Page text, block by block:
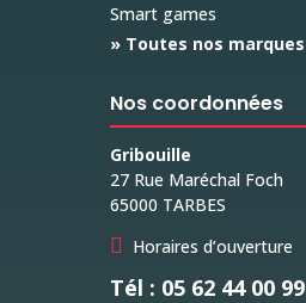
Smart games
» Toutes nos marques
Nos coordonnées
Gribouille
27 Rue Maréchal Foch
65000 TARBES
 Horaires d’ouverture
Tél : 05 62 44 00 99